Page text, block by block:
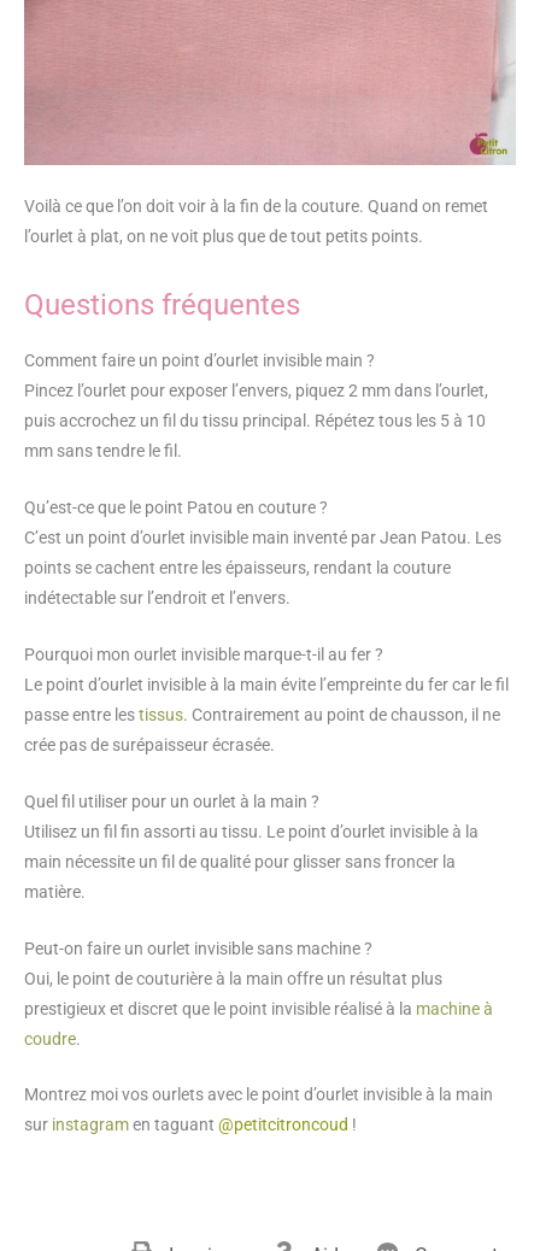
Voilà ce que l’on doit voir à la fin de la couture. Quand on remet
l’ourlet à plat, on ne voit plus que de tout petits points.
Questions fréquentes
Comment faire un point d’ourlet invisible main ?
Pincez l’ourlet pour exposer l’envers, piquez 2 mm dans l’ourlet,
puis accrochez un fil du tissu principal. Répétez tous les 5 à 10
mm sans tendre le fil.
Qu’est-ce que le point Patou en couture ?
C’est un point d’ourlet invisible main inventé par Jean Patou. Les
points se cachent entre les épaisseurs, rendant la couture
indétectable sur l’endroit et l’envers.
Pourquoi mon ourlet invisible marque-t-il au fer ?
Le point d’ourlet invisible à la main évite l’empreinte du fer car le fil
passe entre lestissus. Contrairement au point de chausson, il ne
crée pas de surépaisseur écrasée.
Quel fil utiliser pour un ourlet à la main ?
Utilisez un fil fin assorti au tissu. Le point d’ourlet invisible à la
main nécessite un fil de qualité pour glisser sans froncer la
matière.
Peut-on faire un ourlet invisible sans machine ?
Oui, le point de couturière à la main offre un résultat plus
prestigieux et discret que le point invisible réalisé à la machine à
coudre.
Montrez moi vos ourlets avec le point d’ourlet invisible à la main
sur instagramen taguant @petitcitroncoud !